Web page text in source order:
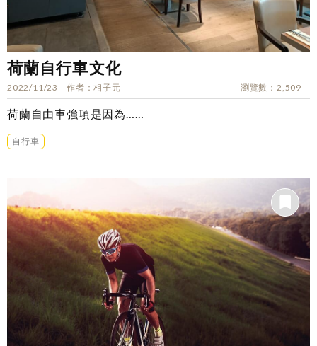
荷蘭自行車文化
2022/11/23 作者 相子元 瀏覽數 2,509
荷蘭自由車強項是因為……
自行車